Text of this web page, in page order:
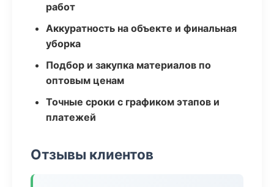
работ
Аккуратность на объекте и финальная
уборка
Подбор и закупка материалов по
оптовым ценам
Точные сроки с графиком этапов и
платежей
Отзывы клиентов